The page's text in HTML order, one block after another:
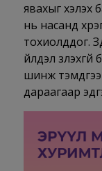
явахыг хэлэх
нь насанд
тохиолддог.
үйлдэл
шинж
дараагаар